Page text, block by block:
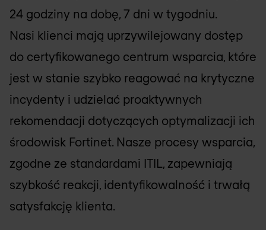
24 godziny na dobę, 7 dni w tygodniu.
Nasi klienci mają uprzywilejowany dostęp
do certyfikowanego centrum wsparcia, które
jest w stanie szybko reagować na krytyczne
incydenty i udzielać proaktywnych
rekomendacji dotyczących optymalizacji ich
środowisk Fortinet. Nasze procesy wsparcia,
zgodne ze standardami ITIL, zapewniają
szybkość reakcji, identyfikowalność i trwałą
satysfakcję klienta.